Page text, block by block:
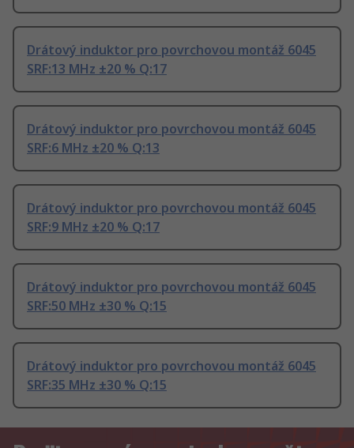
Drátový induktor pro povrchovou montáž 6045
SRF:13 MHz ±20 % Q:17
Drátový induktor pro povrchovou montáž 6045
SRF:6 MHz ±20 % Q:13
Drátový induktor pro povrchovou montáž 6045
SRF:9 MHz ±20 % Q:17
Drátový induktor pro povrchovou montáž 6045
SRF:50 MHz ±30 % Q:15
Drátový induktor pro povrchovou montáž 6045
SRF:35 MHz ±30 % Q:15